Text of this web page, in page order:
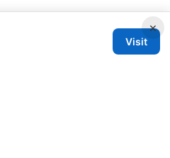
×
Visit